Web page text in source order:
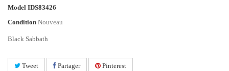
Model IDS83426
Condition Nouveau
Black Sabbath
Tweet Partager Pinterest